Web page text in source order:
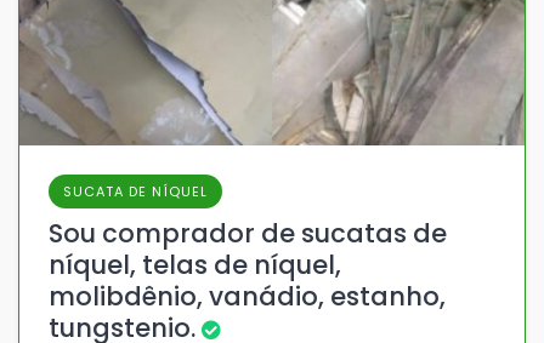
SUCATA DE NÍQUEL
Sou comprador de sucatas de
níquel, telas de níquel,
molibdênio, vanádio, estanho,
tungstenio.